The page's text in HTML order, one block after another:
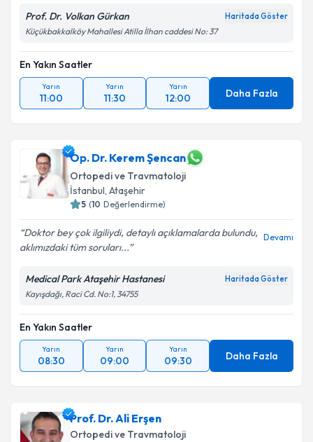
Prof. Dr. Volkan Gürkan Haritada Göster
Küçükbakkalköy Mahallesi Atilla İlhan caddesi No: 37
En Yakın Saatler
Yarın
11:00
Yarın
11:30
Yarın
12:00 Daha Fazla
Op. Dr. Kerem Şencan
Ortopedi ve Travmatoloji
İstanbul, Ataşehir
5 (10 Değerlendirme)
Doktor bey çok ilgiliydi, detaylı açıklamalarda bulundu,
aklımızdaki tüm soruları...
Devamı
Medical Park Ataşehir Hastanesi Haritada Göster
Kayışdağı, Raci Cd. No:1, 34755
En Yakın Saatler
Yarın
08:30
Yarın
09:00
Yarın
09:30 Daha Fazla
Prof. Dr. Ali Erşen
Ortopedi ve Travmatoloji